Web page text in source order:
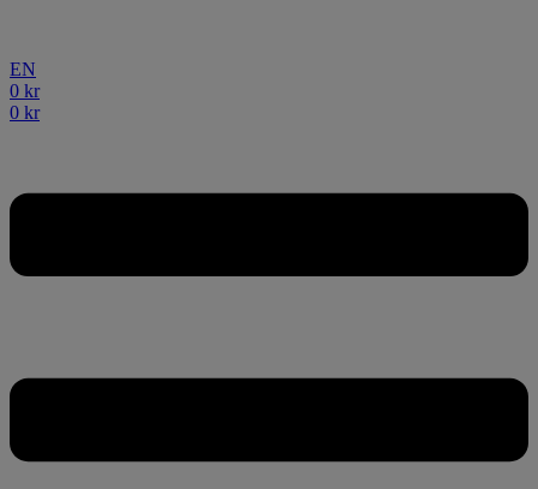
EN
0 kr
0 kr